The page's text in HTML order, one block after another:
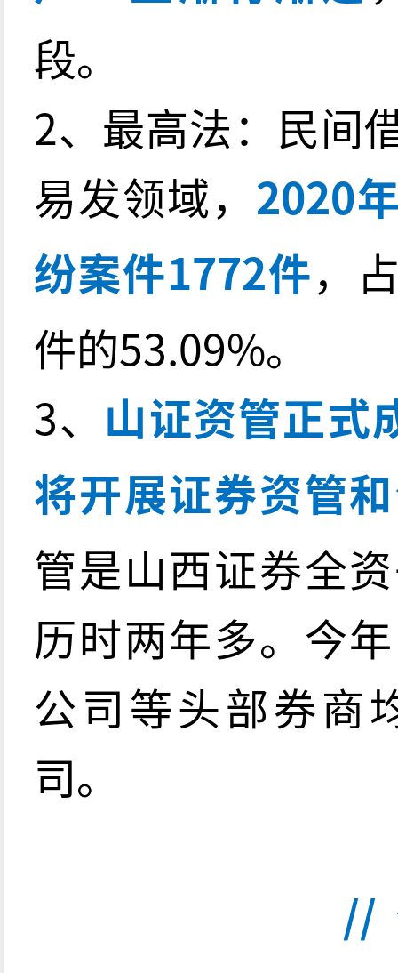
段。
2、最高法：民间
易发领域， 2020
纷案件1772件，
件的53.09%。
3、 山证资管正式
将开展证券资管
管是山西证券全
历时两年多。今
公司等头部券商
司。
//